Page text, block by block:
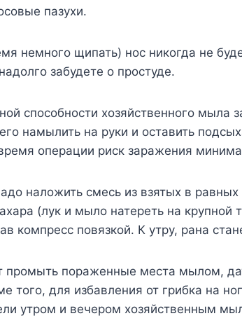
пазухи.
немного щипать) нос никогда не
забудете о простуде.
способности хозяйственного мыла
намылить на руки и оставить
операции риск заражения
наложить смесь из взятых в равных
(лук и мыло натереть на крупной
компресс повязкой. К утру, рана
промыть пораженные места мылом,
того, для избавления от грибка на
утром и вечером хозяйственным